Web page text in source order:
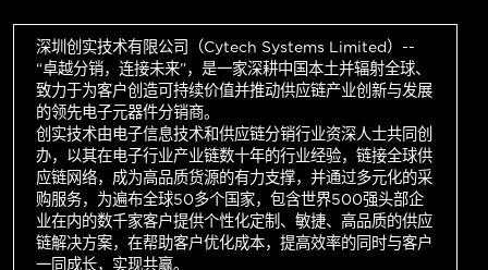
深圳创实技术有限公司（Cytech Systems Limited）--
“卓越分销，连接未来”，是一家深耕中国本土并辐射全球、
致力于为客户创造可持续价值并推动供应链产业创新与发展
的领先电子元器件分销商。
创实技术由电子信息技术和供应链分销行业资深人士共同创
办，以其在电子行业产业链数十年的行业经验，链接全球供
应链网络，成为高品质货源的有力支撑，并通过多元化的采
购服务，为遍布全球50多个国家，包含世界500强头部企
业在内的数千家客户提供个性化定制、敏捷、高品质的供应
链解决方案，在帮助客户优化成本，提高效率的同时与客户
一同成长，实现共赢。